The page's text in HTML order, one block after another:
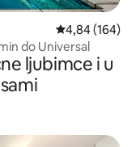
Prosječna
4,84 (164)
do Universal
ljubimce i u